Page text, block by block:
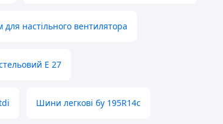
для настільного вентилятора
E 27
Шини легкові бу 195R14c